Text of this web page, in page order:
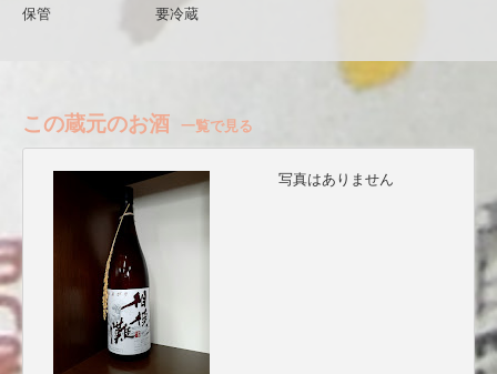
保管
要冷蔵
この蔵元のお酒 一覧で見る
写真はありません